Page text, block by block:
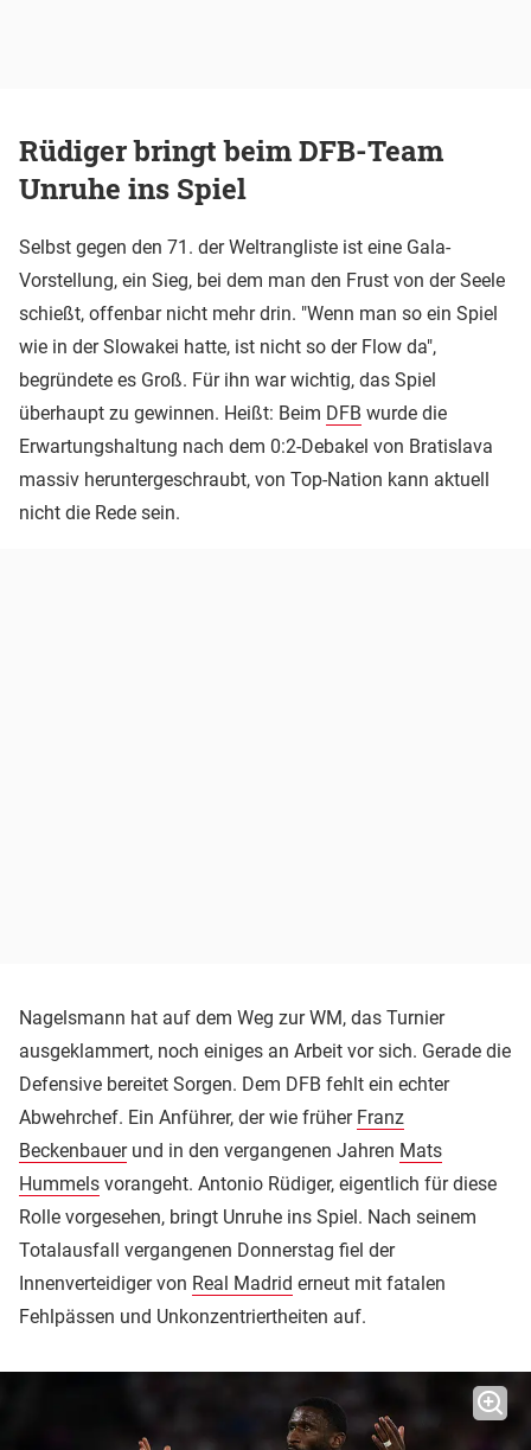
Rüdiger bringt beim DFB-Team
Unruhe ins Spiel
Selbst gegen den 71. der Weltrangliste ist eine Gala-
Vorstellung, ein Sieg, bei dem man den Frust von der Seele
schießt, offenbar nicht mehr drin. "Wenn man so ein Spiel
wie in der Slowakei hatte, ist nicht so der Flow da",
begründete es Groß. Für ihn war wichtig, das Spiel
überhaupt zu gewinnen. Heißt: Beim DFB wurde die
Erwartungshaltung nach dem 0:2-Debakel von Bratislava
massiv heruntergeschraubt, von Top-Nation kann aktuell
nicht die Rede sein.
Nagelsmann hat auf dem Weg zur WM, das Turnier
ausgeklammert, noch einiges an Arbeit vor sich. Gerade die
Defensive bereitet Sorgen. Dem DFB fehlt ein echter
Abwehrchef. Ein Anführer, der wie früher Franz
Beckenbauerund in den vergangenen Jahren Mats
Hummels vorangeht. Antonio Rüdiger, eigentlich für diese
Rolle vorgesehen, bringt Unruhe ins Spiel. Nach seinem
Totalausfall vergangenen Donnerstag fiel der
Innenverteidiger von Real Madrid erneut mit fatalen
Fehlpässen und Unkonzentriertheiten auf.